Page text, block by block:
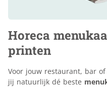
Horeca
printen
Voor jouw restaurant, bar
jij natuurlijk dé beste